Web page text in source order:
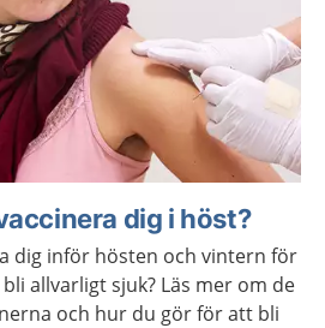
dig i höst?
dig inför hösten och vintern för
allvarligt sjuk? Läs mer om de
och hur du gör för att bli